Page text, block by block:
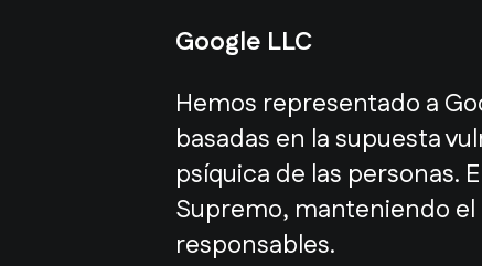
Google LLC
Hemos representado a
basadas en la supuesta
psíquica de las personas.
Supremo, manteniendo
responsables.